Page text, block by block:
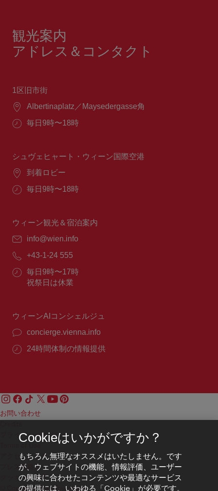
観光案内
アドレス＆コンタクト
1区旧市街
場
Albertinaplatz／Maysedergasse角
営
間：
毎日9時〜18時
シュヴェヒャート・ウィーン国際空港
場
到着ロビー
営
間：
毎日9時〜18時
ウィーン観光＆宿泊案内
E
ー
ル：
info@wien.info
電
番
号：
+43-1-24 555
営
業
毎日9時〜17時
祝祭日は休業
ウィーンAIコンシェルジュ
concierge.vienna.info
24時間体制の情報提供
お問い合わせ
プライバシーポリシー
アクセシビリティ
プレス連絡先
クッキーの設定
© Copyright WienTourismus
Cookieはいかがですか？
もちろん無理なオススメはいたしません。です
が、ウェブサイトの機能、情報評価、ユーザー
の興味に合わせたコンテンツや最適なサービス
の提供には、いわゆる「Cookie」が必要です。